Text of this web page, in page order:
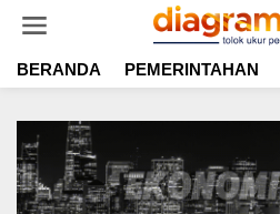
t
BERANDA PEMERINTAHAN